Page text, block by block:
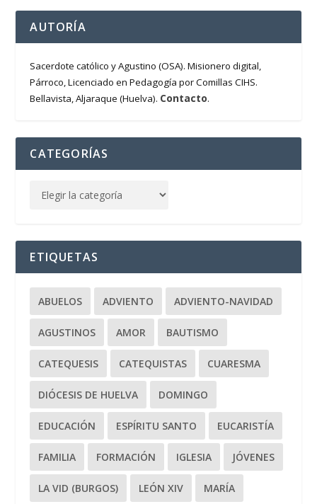
AUTORÍA
Sacerdote católico y Agustino (OSA). Misionero digital,
Párroco, Licenciado en Pedagogía por Comillas CIHS.
Bellavista, Aljaraque (Huelva). Contacto.
CATEGORÍAS
ETIQUETAS
ABUELOS ADVIENTO ADVIENTO-NAVIDAD
AGUSTINOS AMOR BAUTISMO
CATEQUESIS CATEQUISTAS CUARESMA
DIÓCESIS DE HUELVA DOMINGO
EDUCACIÓN ESPÍRITU SANTO EUCARISTÍA
FAMILIA FORMACIÓN IGLESIA JÓVENES
LA VID (BURGOS) LEÓN XIV MARÍA